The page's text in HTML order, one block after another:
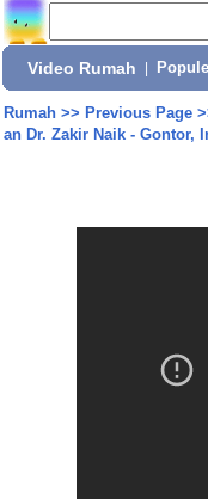
Video Rumah
Rumah>> Previous Page
an Dr. Zakir Naik - Gontor,